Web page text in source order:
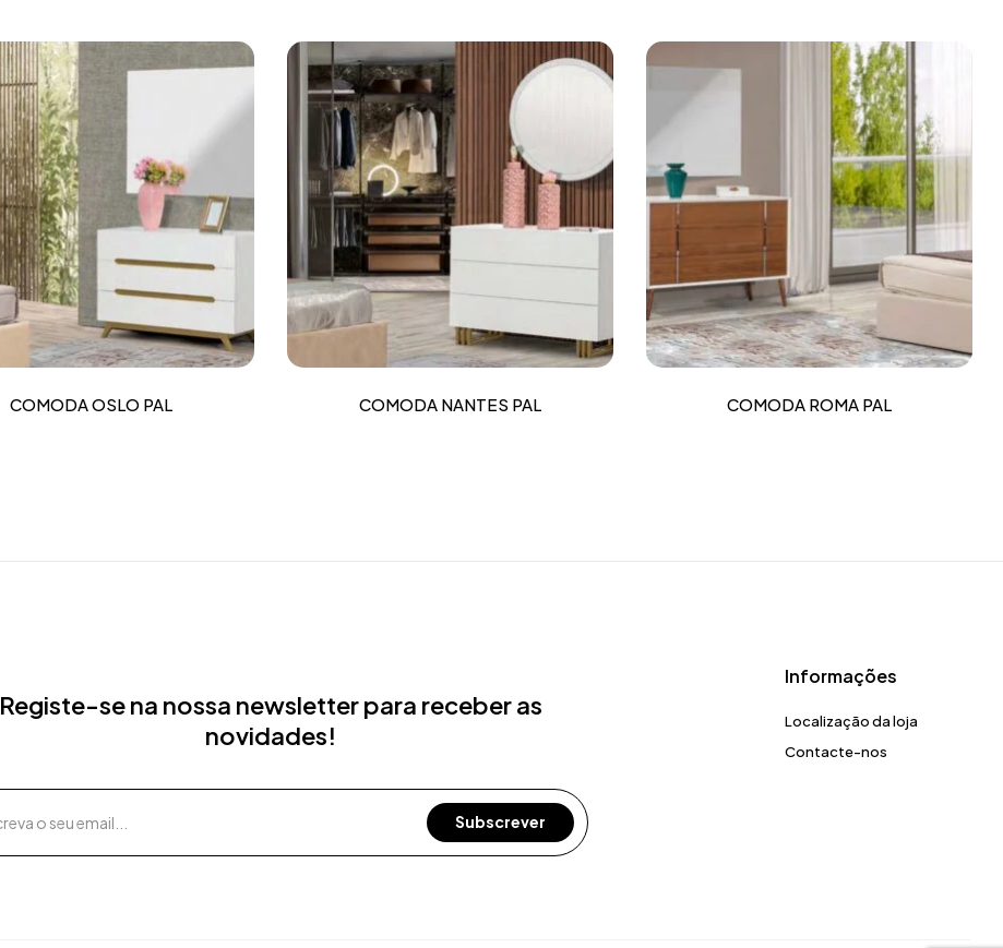
COMODA OSLO PAL COMODA NANTES PAL COMODA ROMA PAL
Registe-se na nossa newsletter para receber as
novidades!
Informações
Localização da loja
Contacte-nos